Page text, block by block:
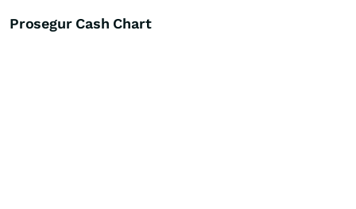
Prosegur Cash Chart